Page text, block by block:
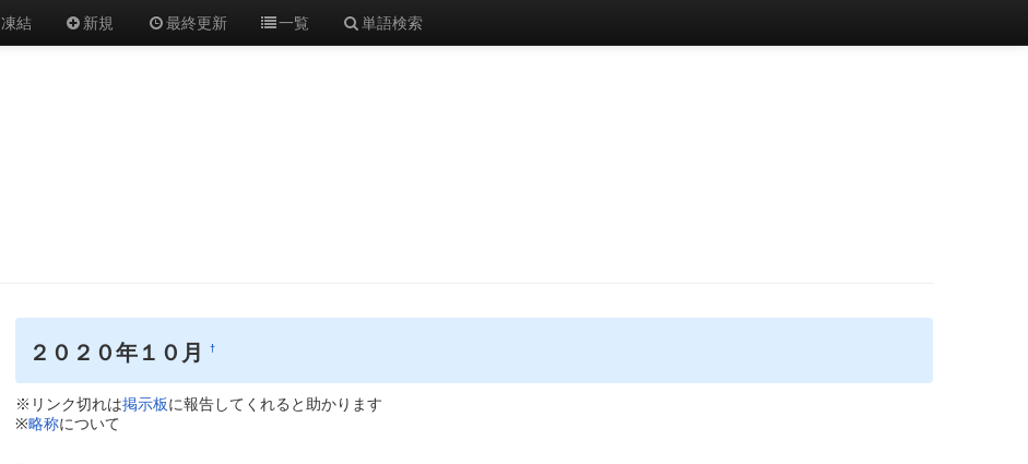
凍結 新規 最終更新 一覧 単語検索
２０２０年１０月†
※リンク切れは掲示板に報告してくれると助かります
※略称について